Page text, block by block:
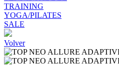
TRAINING
YOGA/PILATES
SALE
Volver